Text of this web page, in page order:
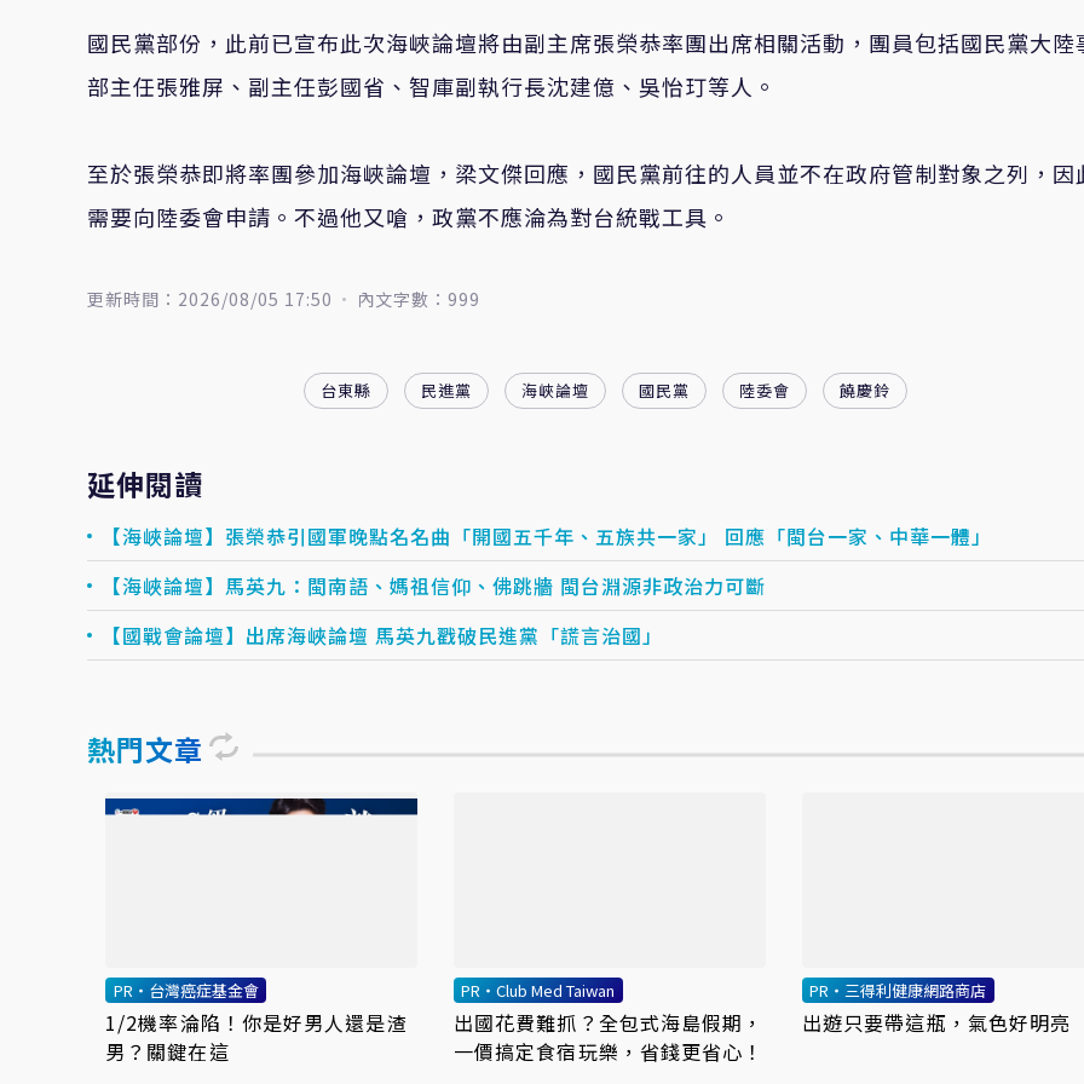
國民黨部份，此前已宣布此次海峽論壇將由副主席張榮恭率團出席相關活動，團員包括國民黨大陸
部主任張雅屏、副主任彭國省、智庫副執行長沈建億、吳怡玎等人。
至於張榮恭即將率團參加海峽論壇，梁文傑回應，國民黨前往的人員並不在政府管制對象之列，因
需要向陸委會申請。不過他又嗆，政黨不應淪為對台統戰工具。
更新時間：2026/08/05 17:50 內文字數：999
台東縣 民進黨 海峽論壇 國民黨 陸委會 饒慶鈴
延伸閱讀
【海峽論壇】張榮恭引國軍晚點名名曲「開國五千年、五族共一家」 回應「閩台一家、中華一體」
【海峽論壇】馬英九：閩南語、媽祖信仰、佛跳牆 閩台淵源非政治力可斷
【國戰會論壇】出席海峽論壇 馬英九戳破民進黨「謊言治國」
熱門文章
PR・台灣癌症基金會
1/2機率淪陷！你是好男人還是渣
男？關鍵在這
PR・Club Med Taiwan
出國花費難抓？全包式海島假期，
一價搞定食宿玩樂，省錢更省心！
PR・三得利健康網路商店
出遊只要帶這瓶，氣色好明亮